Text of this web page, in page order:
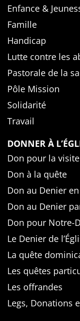
Enfance &
Famille
Handicap
Lutte contre les
Pastorale de la
Pôle Mission
Solidarité
Travail
DONNER À
Don pour la
Don à la quête
Don au Denier
Don au Denier
Don pour Notre-
Le Denier de
La quête
Les quêtes
Les offrandes
Legs, Donations